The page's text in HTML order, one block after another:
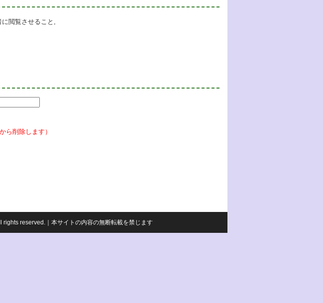
閲覧させること,
ら削除します）
reserved.｜本サイトの内容の無断転載を禁じます